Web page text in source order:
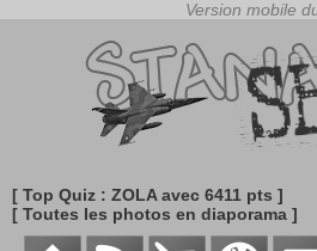
[ Top Quiz : ZOLA avec 6411 pts ]
[ Toutes les photos en diaporama ]